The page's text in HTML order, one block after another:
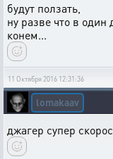
будут ползать,
ну разве что в один
конем...
11 Октября 2016 12:31:36
lomakaav
джагер супер